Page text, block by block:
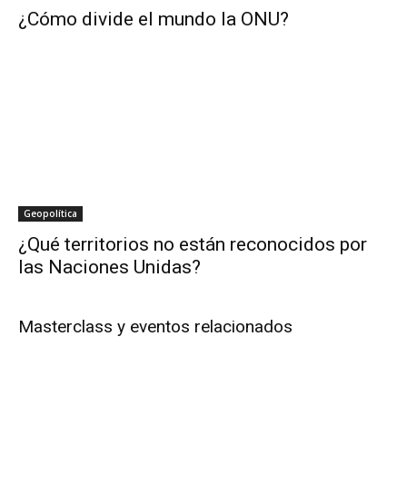
¿Cómo divide el mundo la ONU?
Geopolítica
¿Qué territorios no están reconocidos por
las Naciones Unidas?
Masterclass y eventos relacionados